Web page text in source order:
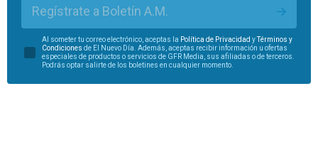
Regístrate a Boletín A.M.
Al someter tu correo electrónico, aceptas la Política de Privacidad y
Términos y
Condiciones de El Nuevo Día. Además, aceptas recibir información u ofertas
especiales de productos o servicios de GFR Media, sus afiliadas o de terceros.
Podrás optar salirte de los boletines en cualquier momento.